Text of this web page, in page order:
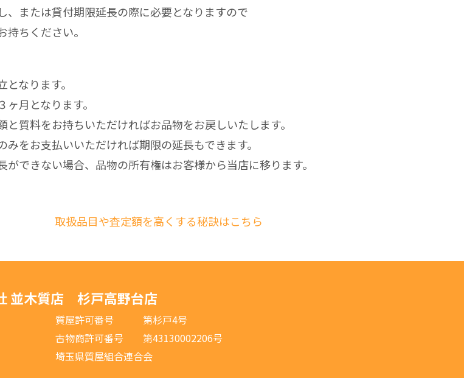
、または貸付期限延長の際に必要となりますので
ちください。
なります。
月となります。
と質料をお持ちいただければお品物をお戻しいたします。
みをお支払いいただければ期限の延長もできます。
ができない場合、品物の所有権はお客様から当店に移ります。
取扱品目や査定額を高くする秘訣はこちら
並木質店 杉戸高野台店
質屋許可番号 第杉戸4号
古物商許可番号 第43130002206号
埼玉県質屋組合連合会